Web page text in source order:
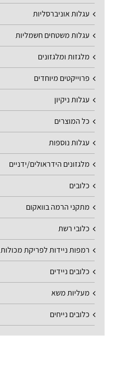
עגלות אוניברסליות
עגלות משטחים חשמליות
מלגזות ומלגזונים
פרוייקטים מיוחדים
עגלות ניקיון
כל המוצרים
עגלות נוספות
מלגזונים הידראולים/ידניים
כלובים
מתקני הרמה בוואקום
כלובי רשת
רמפות ניידות לפריקת מכולות
כלובים ניידים
מעליות משא
כלובים נייחים